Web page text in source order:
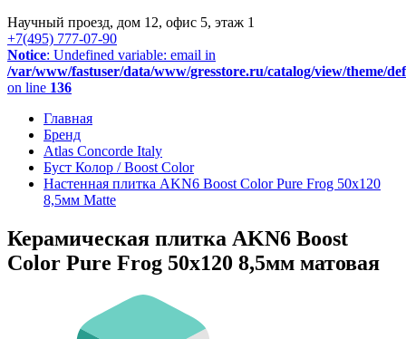
Научный проезд, дом 12, офис 5, этаж 1
+7(495) 777-07-90
Notice: Undefined variable: email in
/var/www/fastuser/data/www/gresstore.ru/catalog/view/theme/
on line 136
Главная
Бренд
Atlas Concorde Italy
Буст Колор / Boost Color
Настенная плитка AKN6 Boost Color Pure Frog 50x120
8,5мм Matte
Керамическая плитка AKN6 Boost
Color Pure Frog 50x120 8,5мм матовая